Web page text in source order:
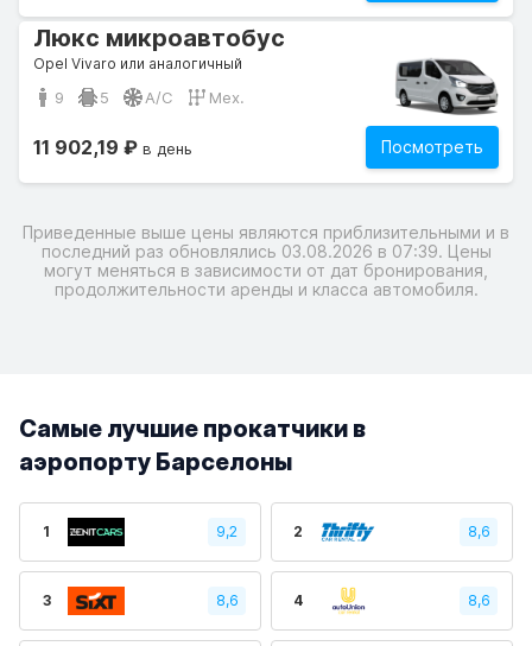
Люкс микроавтобус
Opel Vivaro или аналогичный
9 5 A/C Мех.
Посмотреть
11 902,19 ₽ в день
Приведенные выше цены являются приблизительными и в
последний раз обновлялись 03.08.2026 в 07:39. Цены
могут меняться в зависимости от дат бронирования,
продолжительности аренды и класса автомобиля.
Самые лучшие прокатчики в
аэропорту Барселоны
1 9,2 2 8,6
3 8,6 4 8,6